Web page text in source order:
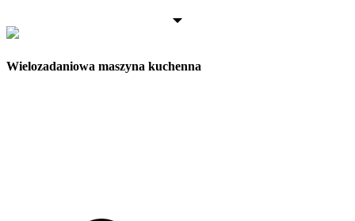
Wielozadaniowa maszyna kuchenna